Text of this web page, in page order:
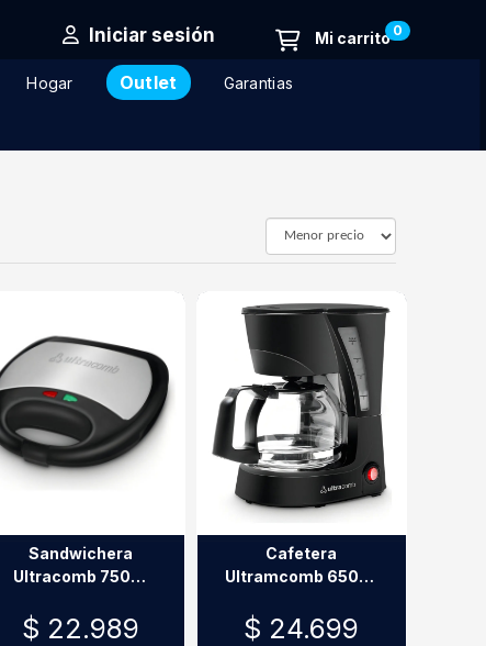
Iniciar sesión 0
Hogar Outlet Garantias
Sandwichera
Ultracomb 750W
$ 22.989
Cafetera
Ultramcomb 650Ml
$ 24.699